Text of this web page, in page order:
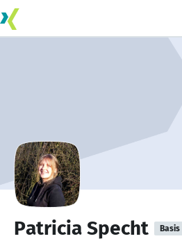
Patricia Specht Basis